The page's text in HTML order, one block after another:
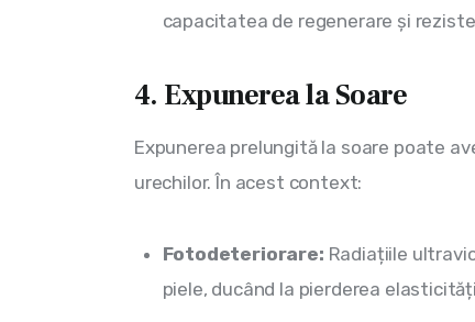
capacitatea de regenerare și
4. Expunerea la Soare
Expunerea prelungită la soare poate
urechilor. În acest context:
Fotodeteriorare: Radiațiile
piele, ducând la pierderea